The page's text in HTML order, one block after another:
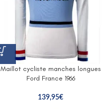
Maillot cycliste manches longues
Ford France 1966
139,95€